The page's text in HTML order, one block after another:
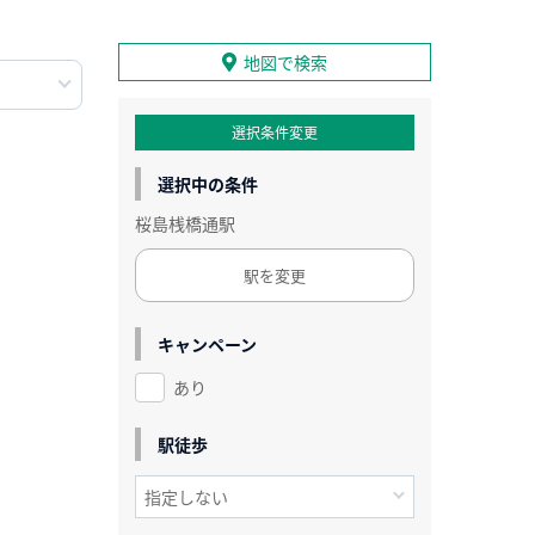
地図で検索
選択条件変更
選択中の条件
桜島桟橋通駅
駅を変更
キャンペーン
あり
駅徒歩